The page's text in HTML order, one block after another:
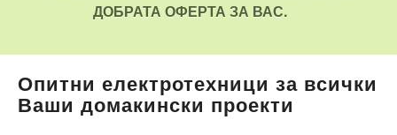
ДОБРАТА ОФЕРТА ЗА ВАС.
Опитни електротехници за всички
Ваши домакински проекти